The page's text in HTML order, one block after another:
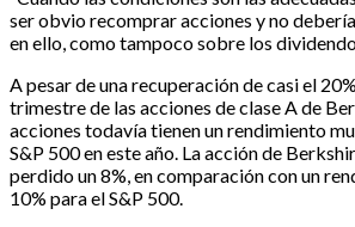
ser obvio recomprar acciones y no
en ello, como tampoco sobre los
A pesar de una recuperación de casi el
trimestre de las acciones de clase A de
acciones todavía tienen un rendimiento
S&P 500 en este año. La acción de
perdido un 8%, en comparación con un
10% para el S&P 500.